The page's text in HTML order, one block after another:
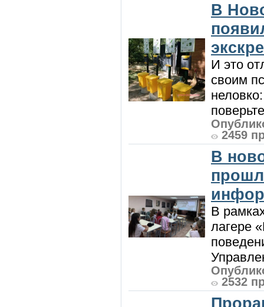
В
И это
своим
2459
В
В
лагере
2532